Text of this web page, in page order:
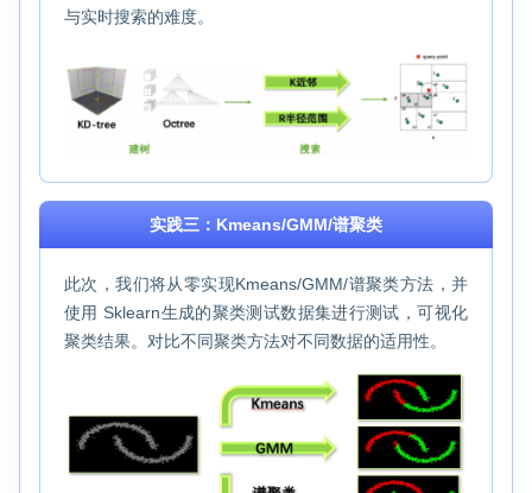
与实时搜索的难度。
实践三：Kmeans/GMM/谱聚类
此次，我们将从零实现Kmeans/GMM/谱聚类方法，并
使用 Sklearn生成的聚类测试数据集进行测试，可视化
聚类结果。对比不同聚类方法对不同数据的适用性。